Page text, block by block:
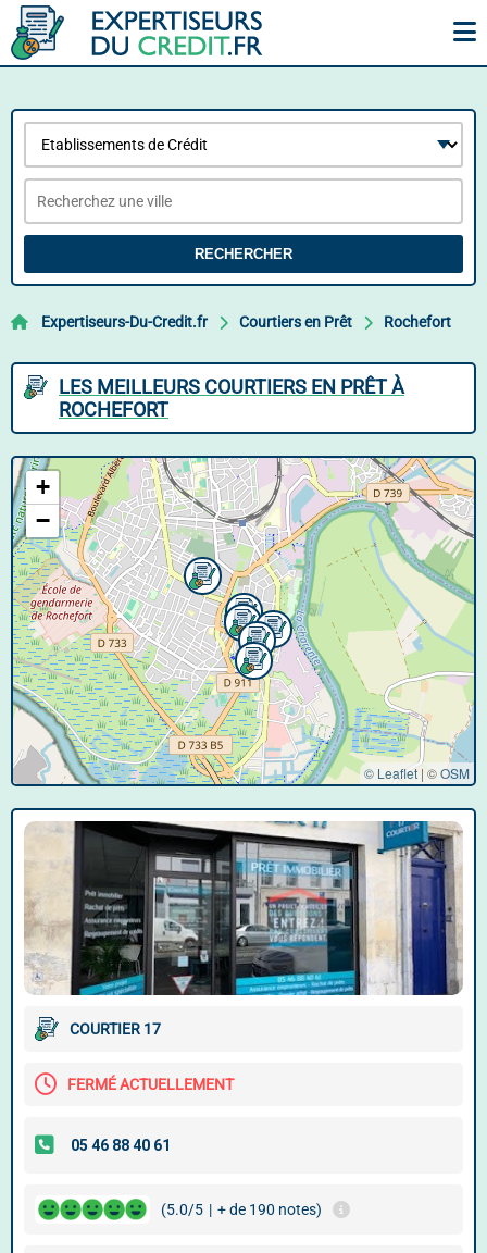
RECHERCHER
Expertiseurs-Du-Credit.fr Courtiers en Prêt Rochefort
LES MEILLEURS COURTIERS EN PRÊT À
ROCHEFORT
+
−
© Leaflet | ©OSM
COURTIER 17
FERMÉ ACTUELLEMENT
(5.0/5 | + de 190 notes)